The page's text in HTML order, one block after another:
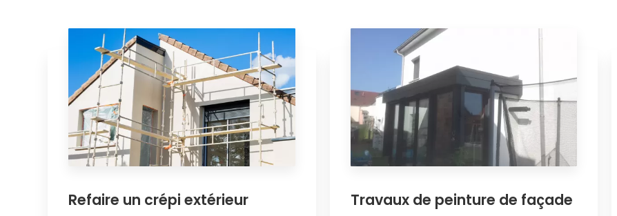
Refaire un crépi extérieur Travaux de peinture de façade